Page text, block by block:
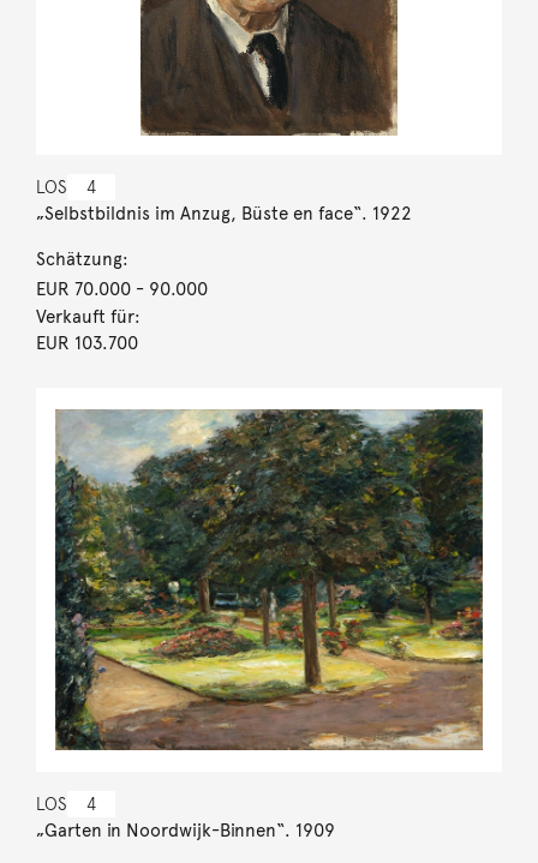
LOS 4
„Selbstbildnis im Anzug, Büste en face“. 1922
Schätzung:
EUR 70.000- 90.000
Verkauft für:
EUR 103.700
LOS 4
„Garten in Noordwijk-Binnen“. 1909